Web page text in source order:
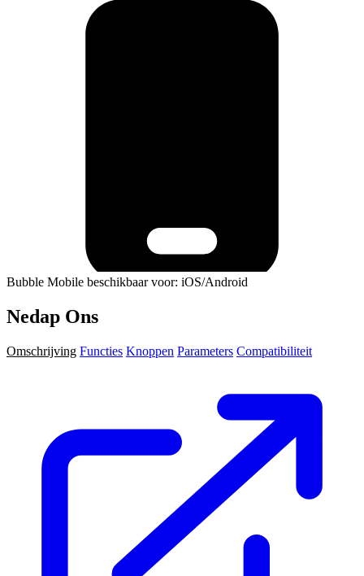
Bubble Mobile beschikbaar voor: iOS/Android
Nedap Ons
Omschrijving Functies Knoppen Parameters Compatibiliteit